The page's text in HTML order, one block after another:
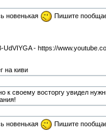
новенькая
Пишите
- https://
на киви
к своему восторгу увидел
новенькая
Пишите